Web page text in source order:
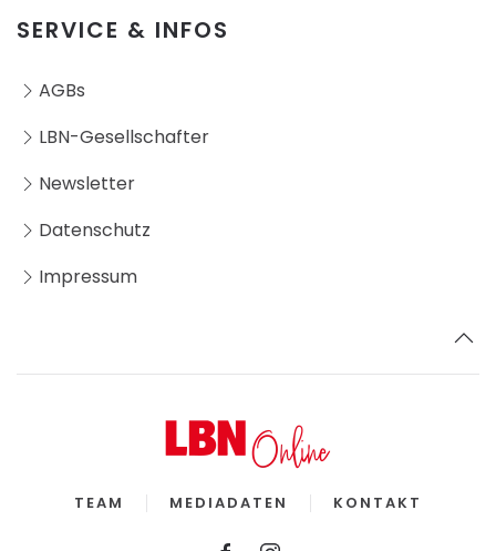
SERVICE & INFOS
AGBs
LBN-Gesellschafter
Newsletter
Datenschutz
Impressum
TEAM MEDIADATEN KONTAKT